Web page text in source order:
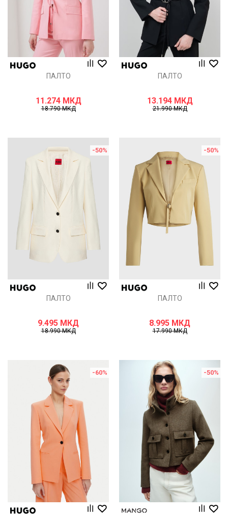
ПАЛТО
11.274 МКД
18.790МКД
ПАЛТО
13.194 МКД
21.990МКД
-50%
ПАЛТО
9.495 МКД
18.990МКД
-50%
ПАЛТО
8.995 МКД
17.990МКД
-60% -50%